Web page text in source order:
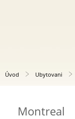
Úvod Ubytovani
Montreal